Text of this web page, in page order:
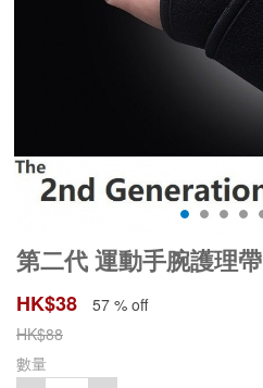
第二代 運動手腕護理帶
HK$38 57 % off
HK$88
數量